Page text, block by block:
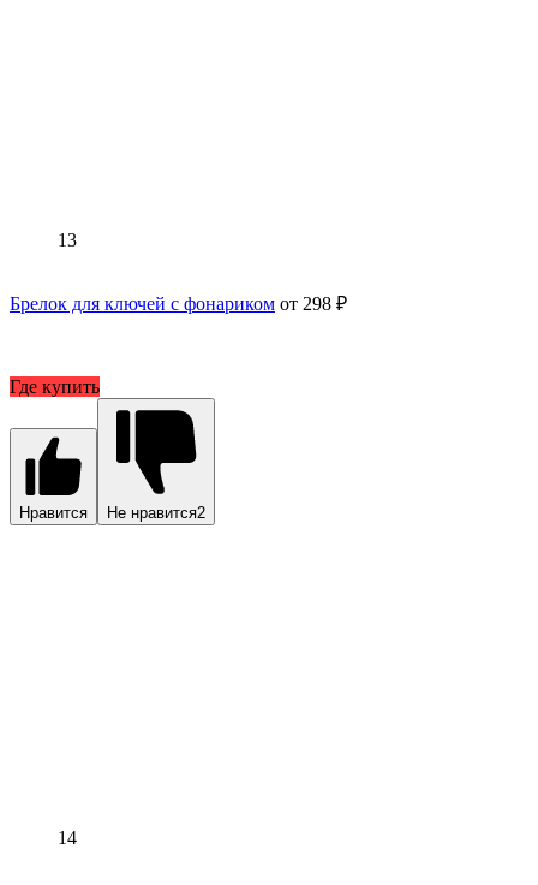
13
Брелок для ключей с фонариком от 298 ₽
Где купить
Нравится Не нравится2
14